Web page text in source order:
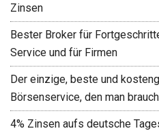
Zinsen
Bester Broker für
Service und für Firmen
Der einzige, beste und
Börsenservice, den man
4% Zinsen aufs deutsche